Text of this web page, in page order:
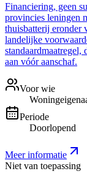
Financiering, geen
provincies leningen
thuisbatterij eronder
landelijke
standaardmaatregel,
aan vóór aanschaf.
Voor wie
Periode
Doorlopend
Meer informatie
Niet van toepassing